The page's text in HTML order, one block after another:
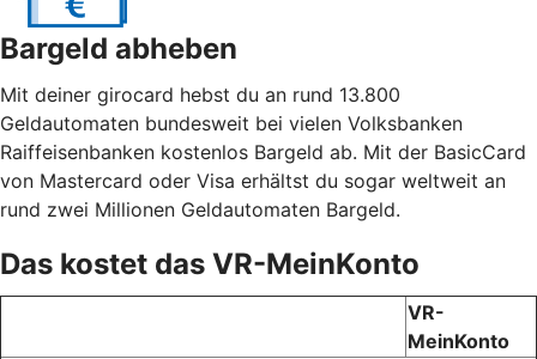
Bargeld abheben
Mit deiner girocard hebst du an rund 13.800
Geldautomaten bundesweit bei vielen Volksbanken
Raiffeisenbanken kostenlos Bargeld ab. Mit der BasicCard
von Mastercard oder Visa erhältst du sogar weltweit an
rund zwei Millionen Geldautomaten Bargeld.
Das kostet das VR-MeinKonto
VR-
MeinKonto